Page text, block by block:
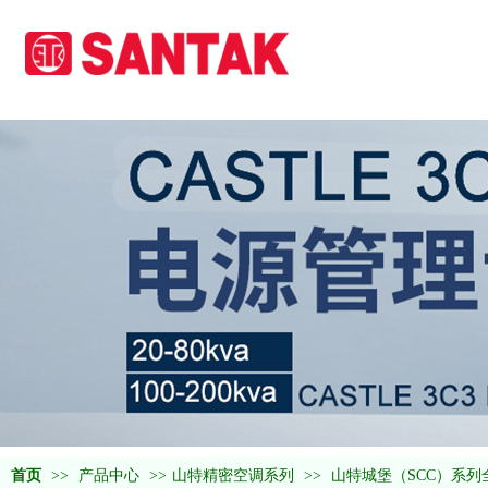
首页 >> 产品中心 >> 山特精密空调系列 >> 山特城堡（SCC）系